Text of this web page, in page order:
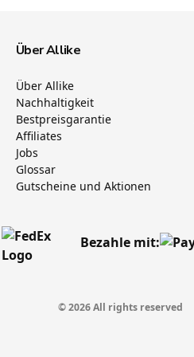
Über Allike
Über Allike
Nachhaltigkeit
Bestpreisgarantie
Affiliates
Jobs
Glossar
Gutscheine und Aktionen
Bezahle mit:
© 2026 All rights reserved